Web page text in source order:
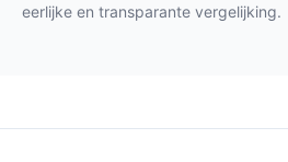
eerlijke en transparante vergelijking.